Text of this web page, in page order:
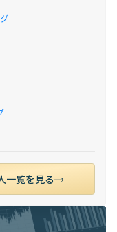
一覧を見る